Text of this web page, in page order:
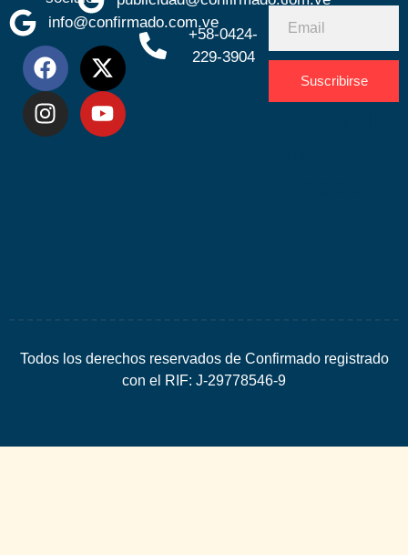
info@confirmado.com.ve
+58-0424-
229-3904
Suscribirse
Todos los derechos reservados de Confirmado registrado
con el RIF: J-29778546-9